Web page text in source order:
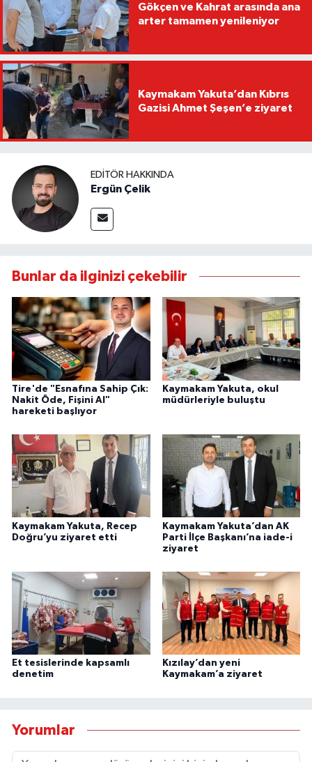
Gökçen ve Kahrat arasında ana
arter tamamen yenileniyor
Kaymakam Yakuta’dan Kıbrıs
Gazisi Ahmet Şeşen’e ziyaret
EDITÖR HAKKINDA
Ergün Çelik
Bunlar da ilginizi çekebilir
Tire'de "Esnafına Sahip Çık:
Nakit Öde, Fişini Al"
hareketi başlıyor
Kaymakam Yakuta, okul
müdürleriyle buluştu
Kaymakam Yakuta, Recep
Doğru’yu ziyaret etti
Kaymakam Yakuta’dan AK
Parti İlçe Başkanı’na iade-i
ziyaret
Et tesislerinde kapsamlı
denetim
Kızılay’dan yeni
Kaymakam’a ziyaret
Yorumlar